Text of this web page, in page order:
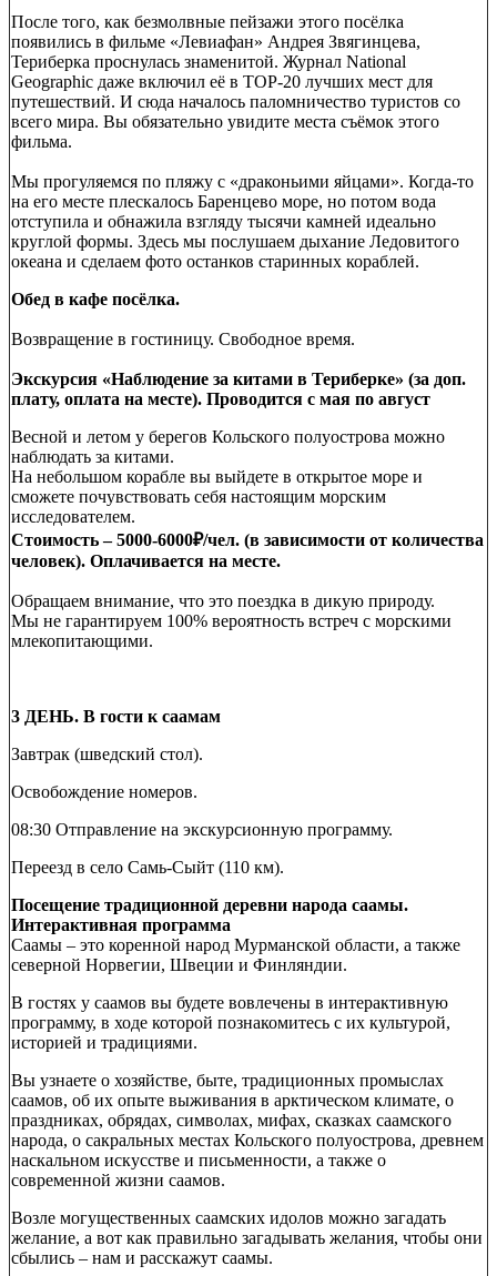
После того, как безмолвные пейзажи этого посёлка
появились в фильме «Левиафан» Андрея Звягинцева,
Териберка проснулась знаменитой. Журнал National
Geographic даже включил её в TOP-20 лучших мест для
путешествий. И сюда началось паломничество туристов со
всего мира. Вы обязательно увидите места съёмок этого
фильма.
Мы прогуляемся по пляжу с «драконьими яйцами». Когда-то
на его месте плескалось Баренцево море, но потом вода
отступила и обнажила взгляду тысячи камней идеально
круглой формы. Здесь мы послушаем дыхание Ледовитого
океана и сделаем фото останков старинных кораблей.
Обед в кафе посёлка.
Возвращение в гостиницу. Свободное время.
Экскурсия «Наблюдение за китами в Териберке» (за доп.
плату, оплата на месте). Проводится с мая по август
Весной и летом у берегов Кольского полуострова можно
наблюдать за китами.
На небольшом корабле вы выйдете в открытое море и
сможете почувствовать себя настоящим морским
исследователем.
Стоимость – 5000-6000₽/чел. (в зависимости от количества
человек). Оплачивается на месте.
Обращаем внимание, что это поездка в дикую природу.
Мы не гарантируем 100% вероятность встреч с морскими
млекопитающими.
3 ДЕНЬ. В гости к саамам
Завтрак (шведский стол).
Освобождение номеров.
08:30 Отправление на экскурсионную программу.
Переезд в село Самь-Сыйт (110 км).
Посещение традиционной деревни народа саамы.
Интерактивная программа
Саамы – это коренной народ Мурманской области, а также
северной Норвегии, Швеции и Финляндии.
В гостях у саамов вы будете вовлечены в интерактивную
программу, в ходе которой познакомитесь с их культурой,
историей и традициями.
Вы узнаете о хозяйстве, быте, традиционных промыслах
саамов, об их опыте выживания в арктическом климате, о
праздниках, обрядах, символах, мифах, сказках саамского
народа, о сакральных местах Кольского полуострова, древнем
наскальном искусстве и письменности, а также о
современной жизни саамов.
Возле могущественных саамских идолов можно загадать
желание, а вот как правильно загадывать желания, чтобы они
сбылись – нам и расскажут саамы.